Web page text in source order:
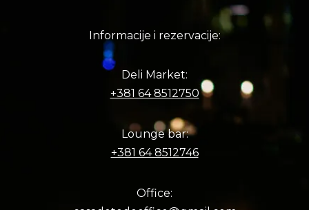
Informacije i rezervacije:
Deli Market:
+381 64 8512750
Lounge bar:
+381 64 8512746
Office: